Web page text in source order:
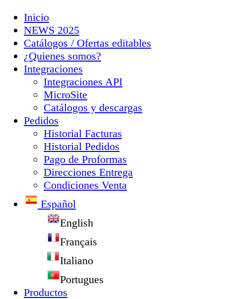
Inicio
NEWS 2025
Catálogos / Ofertas editables
¿Quienes somos?
Integraciones
Integraciones API
MicroSite
Catálogos y descargas
Pedidos
Historial Facturas
Historial Pedidos
Pago de Proformas
Direcciones Entrega
Condiciones Venta
Español
English
Français
Italiano
Portugues
Productos